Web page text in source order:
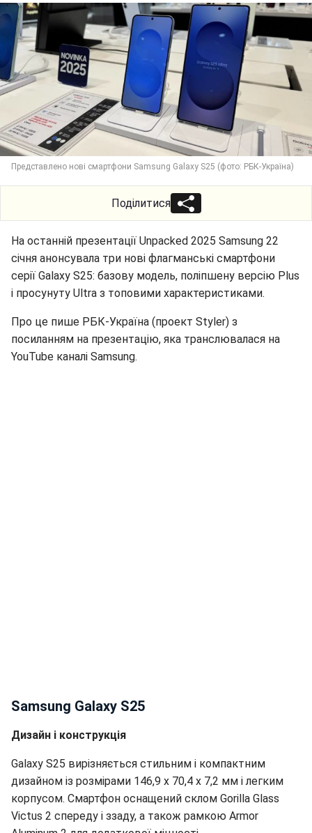
Представлено нові смартфони Samsung Galaxy S25 (фото: РБК-Україна)
Поділитися
На останній презентації Unpacked 2025 Samsung 22
січня анонсувала три нові флагманські смартфони
серії Galaxy S25: базову модель, поліпшену версію Plus
і просунуту Ultra з топовими характеристиками.
Про це пише РБК-Україна (проект Styler) з
посиланням на презентацію, яка транслювалася на
YouTube каналі Samsung.
Samsung Galaxy S25
Дизайн і конструкція
Galaxy S25 вирізняється стильним і компактним
дизайном із розмірами 146,9 x 70,4 x 7,2 мм і легким
корпусом. Смартфон оснащений склом Gorilla Glass
Victus 2 спереду і ззаду, а також рамкою Armor